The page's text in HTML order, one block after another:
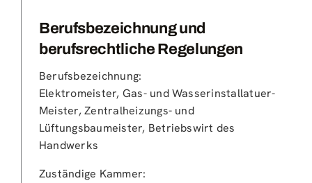
Berufsbezeichnung und
berufsrechtliche Regelungen
Berufsbezeichnung:
Elektromeister, Gas- und Wasserinstallatuer-
Meister, Zentralheizungs- und
Lüftungsbaumeister, Betriebswirt des
Handwerks
Zuständige Kammer: